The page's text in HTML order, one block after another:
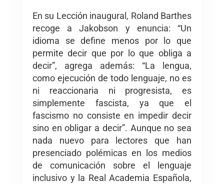
En su Lección inaugural, Roland Barthes
recoge a Jakobson y enuncia: “Un
idioma se define menos por lo que
permite decir que por lo que obliga a
decir”, agrega además: “La lengua,
como ejecución de todo lenguaje, no es
ni reaccionaria ni progresista, es
simplemente fascista, ya que el
fascismo no consiste en impedir decir
sino en obligar a decir”. Aunque no sea
nada nuevo para lectores que han
presenciado polémicas en los medios
de comunicación sobre el lenguaje
inclusivo y la Real Academia Española,